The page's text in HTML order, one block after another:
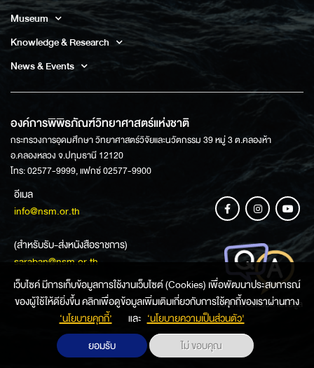
Museum
Knowledge & Research
News & Events
องค์การพิพิธภัณฑ์วิทยาศาสตร์แห่งชาติ
กระทรวงการอุดมศึกษา วิทยาศาสตร์วิจัยและนวัตกรรม 39 หมู่ 3 ต.คลองห้า
อ.คลองหลวง จ.ปทุมธานี 12120
โทร: 02577-9999, แฟกซ์ 02577-9900
อีเมล
info@nsm.or.th
(สำหรับรับ-ส่งหนังสือราชการ)
saraban@nsm.or.th
ช่องทางการสอบถามข้อมูล
เว็บไซค์ มีการเก็บข้อมูลการใช้งานเว็บไซต์ (Cookies) เพื่อพัฒนาประสบการณ์
ของผู้ใช้ให้ดียิ่งขึ้น คลิกเพื่อดูข้อมูลเพิ่มเติมเกี่ยวกับการใช้คุกกี้ของเราผ่านทาง
‘นโยบายคุกกี้’
และ ‘นโยบายความเป็นส่วนตัว'
ยอมรับ
ไม่ ขอบคุณ